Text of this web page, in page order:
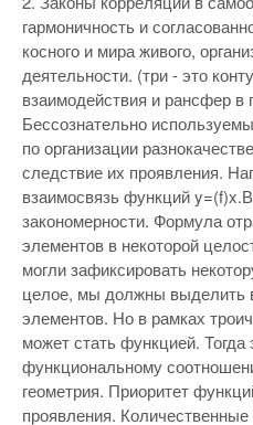
гармоничность и
косного и мира живого,
деятельности. (три - это
взаимодействия и рансфер
Бессознательно
по организации
следствие их проявления.
взаимосвязь функций
закономерности. Формула
элементов в некоторой
могли зафиксировать
целое, мы должны выделить
элементов. Но в рамках
может стать функцией.
функциональному
геометрия. Приоритет
проявления.